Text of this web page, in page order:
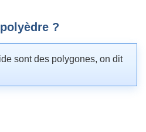
?
sont des polygones, on dit